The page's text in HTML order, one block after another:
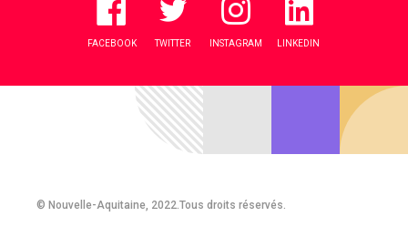
FACEBOOK TWITTER INSTAGRAM LINKEDIN
© Nouvelle-Aquitaine, 2022.Tous droits réservés.